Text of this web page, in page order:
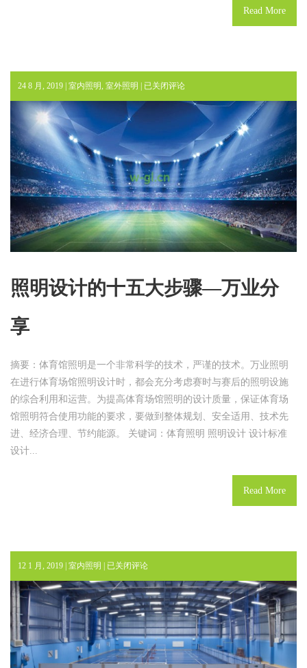
Read More
24 8 月, 2019 | 室内照明, 室外照明
照
明
的
十
五
大
步
骤
—
万
享
已关闭评论
照明设计的十五大步骤—万业分
享
摘要：体育馆照明是一个非常科学的技术，严谨的技术。万业照明
在进行体育场馆照明设计时，都会充分考虑赛时与赛后的照明设施
的综合利用和运营。为提高体育场馆照明的设计质量，保证体育场
馆照明符合使用功能的要求，要做到整体规划、安全适用、技术先
进、经济合理、节约能源。 关键词：体育照明 照明设计 设计标准
设计...
Read More
12 1 月, 2019 | 室内照明
羽
毛
球
场
照
明
应
该
已关闭评论